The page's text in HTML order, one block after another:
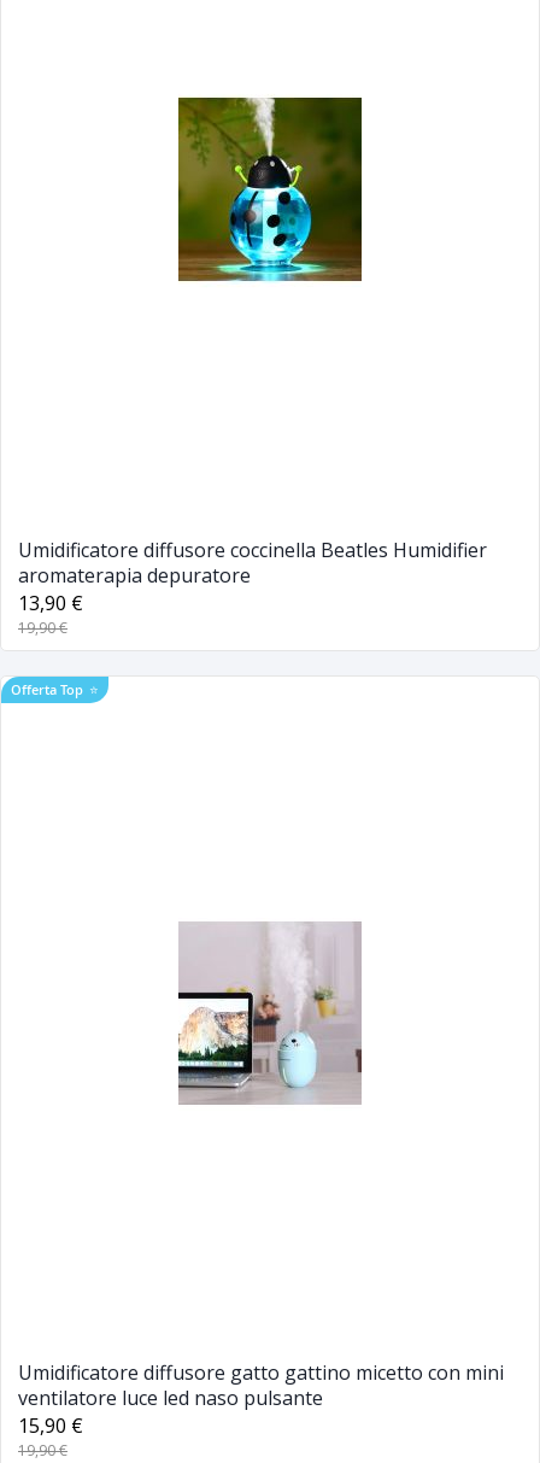
Umidificatore diffusore coccinella Beatles Humidifier
aromaterapia depuratore
13,90 €
19,90 €
Offerta Top ⭐
Umidificatore diffusore gatto gattino micetto con mini
ventilatore luce led naso pulsante
15,90 €
19,90 €